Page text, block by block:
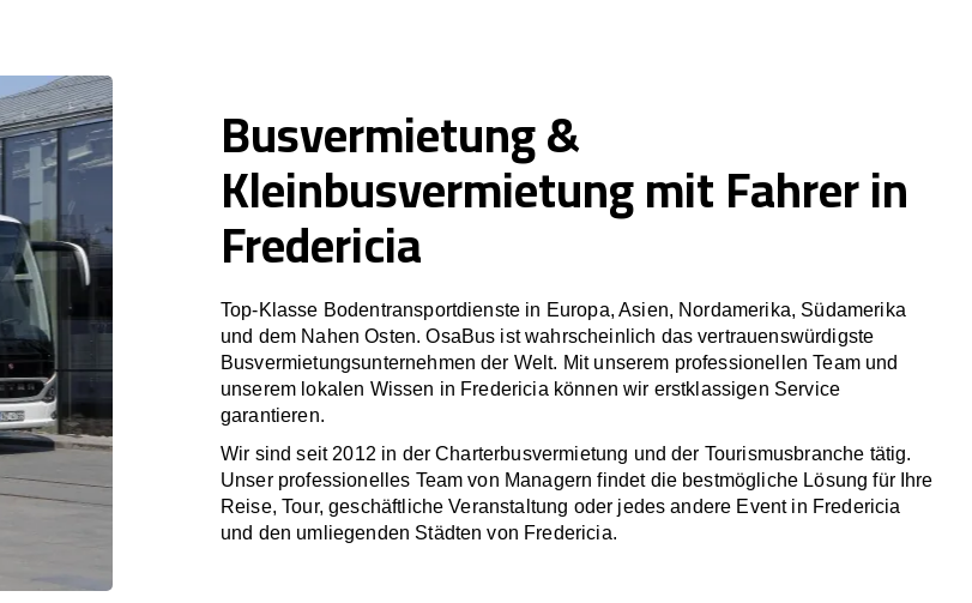
Busvermietung &
Kleinbusvermietung mit Fahrer in
Fredericia
Top-Klasse Bodentransportdienste in Europa, Asien, Nordamerika, Südamerika
und dem Nahen Osten. OsaBus ist wahrscheinlich das vertrauenswürdigste
Busvermietungsunternehmen der Welt. Mit unserem professionellen Team und
unserem lokalen Wissen in Fredericia können wir erstklassigen Service
garantieren.
Wir sind seit 2012 in der Charterbusvermietung und der Tourismusbranche tätig.
Unser professionelles Team von Managern findet die bestmögliche Lösung für Ihre
Reise, Tour, geschäftliche Veranstaltung oder jedes andere Event in Fredericia
und den umliegenden Städten von Fredericia.